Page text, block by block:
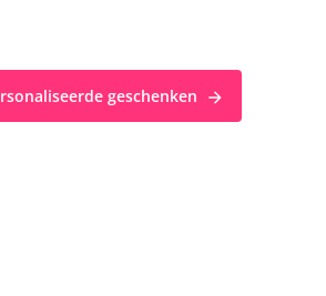
geschenken